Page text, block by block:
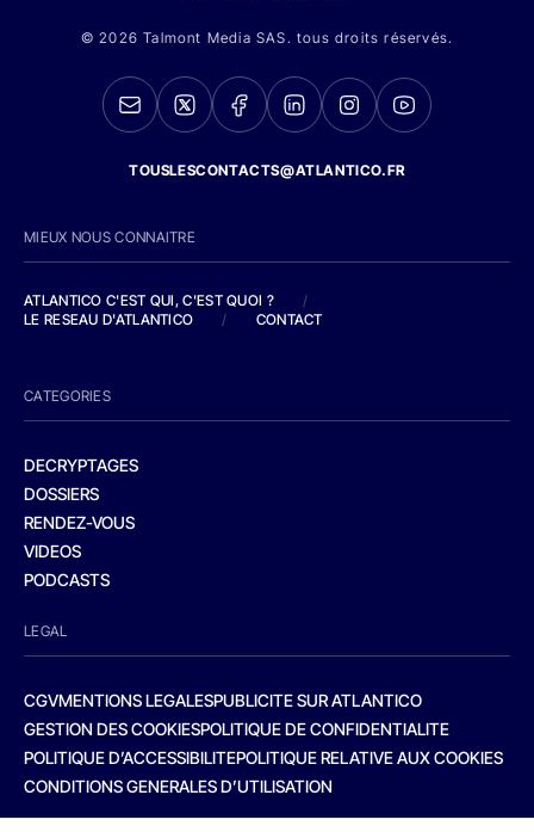
© 2026 Talmont Media SAS. tous droits réservés.
TOUSLESCONTACTS@ATLANTICO.FR
MIEUX NOUS CONNAITRE
ATLANTICO C'EST QUI, C'EST QUOI ?
/
LE RESEAU D'ATLANTICO
/ CONTACT
CATEGORIES
DECRYPTAGES
DOSSIERS
RENDEZ-VOUS
VIDEOS
PODCASTS
LEGAL
CGVMENTIONS LEGALESPUBLICITE SUR ATLANTICO
GESTION DES COOKIESPOLITIQUE DE CONFIDENTIALITE
POLITIQUE D’ACCESSIBILITEPOLITIQUE RELATIVE AUX COOKIES
CONDITIONS GENERALES D’UTILISATION